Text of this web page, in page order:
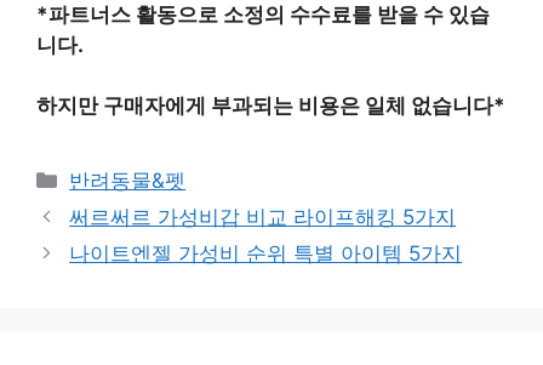
*파트너스 활동으로 소정의 수수료를 받을 수 있습
니다.
하지만 구매자에게 부과되는 비용은 일체 없습니다*
카
테
고
리
반려동물&펫
써르써르 가성비갑 비교 라이프해킹 5가지
나이트엔젤 가성비 순위 특별 아이템 5가지